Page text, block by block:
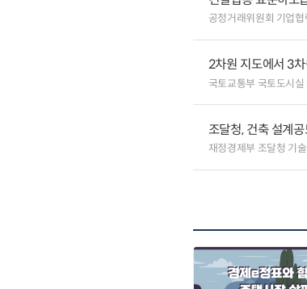
공정거래위원회 기업
2차원 지도에서 3
국토교통부 국토도시
조달청, 건축 설계
재정경제부 조달청 기